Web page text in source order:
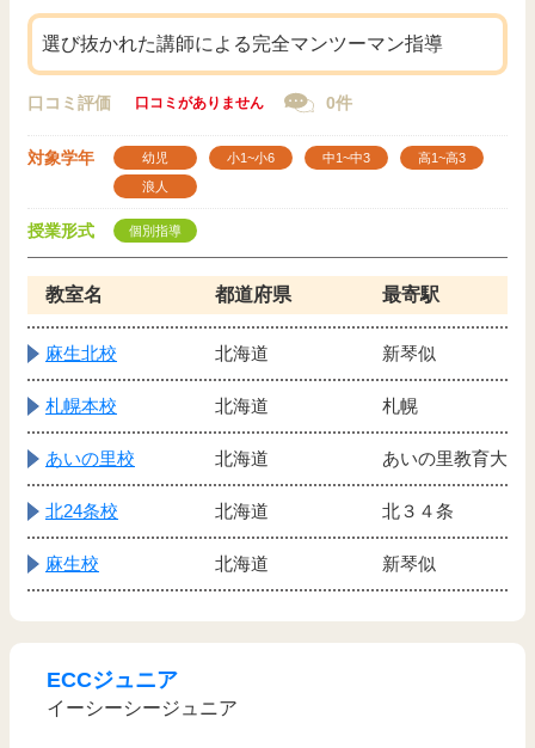
選び抜かれた講師による完全マンツーマン指導
口コミ評価 口コミがありません 0件
対象学年 幼児 小1~小6 中1~中3
高1~高3
浪人
授業形式 個別指導
教室名 都道府県 最寄駅
麻生北校 北海道 新琴似
札幌本校 北海道 札幌
あいの里校 北海道 あいの里教育大
北24条校 北海道 北３４条
麻生校 北海道 新琴似
ECCジュニア
イーシーシージュニア